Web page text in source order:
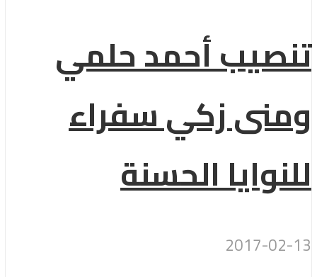
تنصيب أحمد حلمي
ومنى زكي سفراء
للنوايا الحسنة
2017-02-13